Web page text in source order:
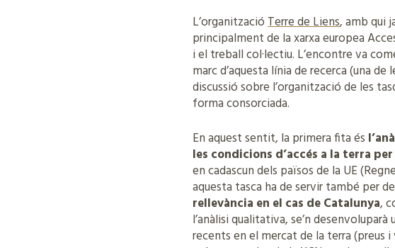
L’organitzacióTerre de Liens, amb qui
principalment de la xarxa europea
i el treball col·lectiu. L’encontre va
marc d’aquesta línia de recerca (una
discussió sobre l’organització de les
forma consorciada.
En aquest sentit, la primera fita és
les condicions d’accés a la terra
en cadascun dels països de la UE
aquesta tasca ha de servir també per
rellevància en el cas de Catalunya,
l’anàlisi qualitativa, se’n
recents en el mercat de la terra (preus